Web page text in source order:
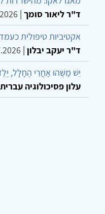
ד"ר ליאור סומך |
אקטיביות טיפולית
ד"ר יעקב יבלון |
יֵשׁ מַשֶּׁהוּ אַחֲרֵי הֶחָלָל,
עלון פסיכולוגיה עברית